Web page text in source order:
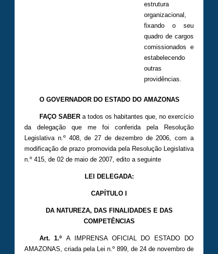
estrutura
organizacional,
fixando o seu
quadro de cargos
comissionados e
estabelecendo
outras
providências.
O GOVERNADOR DO ESTADO DO AMAZONAS
FAÇO SABERa todos os habitantes que, no exercício
da delegação que me foi conferida pela Resolução
Legislativa n.º 408, de 27 de dezembro de 2006, com a
modificação de prazo promovida pela Resolução Legislativa
n.º 415, de 02 de maio de 2007, edito a seguinte
LEI DELEGADA:
CAPÍTULO I
DA NATUREZA, DAS FINALIDADES E DAS
COMPETÊNCIAS
Art. 1.º A IMPRENSA OFICIAL DO ESTADO DO
AMAZONAS, criada pela Lei n.º 899, de 24 de novembro de